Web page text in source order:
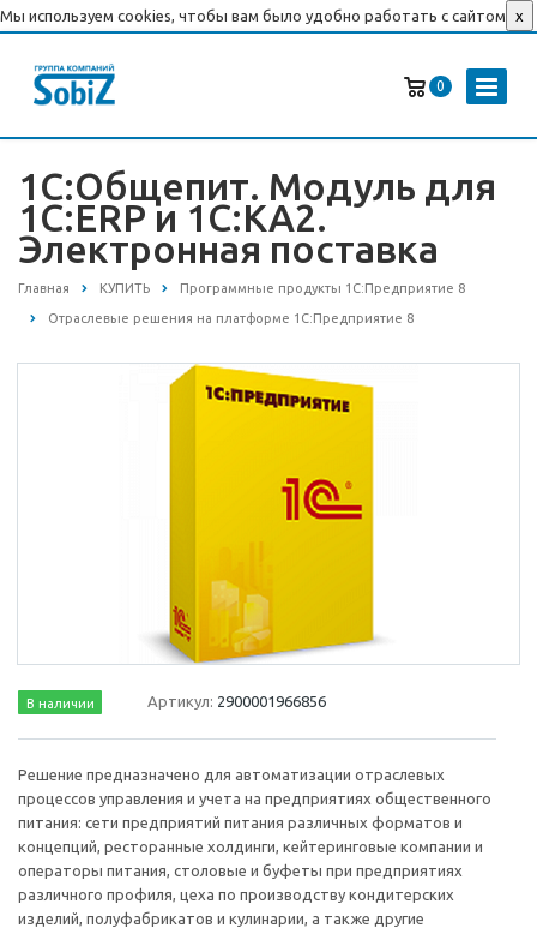
Мы используем cookies, чтобы вам было удобно работать с сайтом x
0
1С:Общепит. Модуль для
1С:ERP и 1С:КА2.
Электронная поставка
Главная КУПИТЬ Программные продукты 1С:Предприятие 8
Отраслевые решения на платформе 1С:Предприятие 8
В наличии Артикул: 2900001966856
Решение предназначено для автоматизации отраслевых
процессов управления и учета на предприятиях общественного
питания: сети предприятий питания различных форматов и
концепций, ресторанные холдинги, кейтеринговые компании и
операторы питания, столовые и буфеты при предприятиях
различного профиля, цеха по производству кондитерских
изделий, полуфабрикатов и кулинарии, а также другие